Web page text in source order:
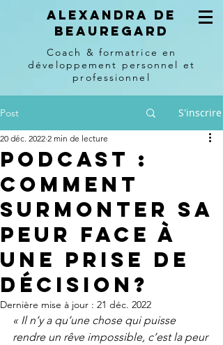
Alexandra de
beauregard
Coach & formatrice en
développement personnel et
professionnel
Post S'inscrire
Podcast :
comment
surmonter sa
peur face à
une prise de
décision?
20 déc. 2022 2 min de lecture
Dernière mise à jour : 21 déc. 2022
« Il n’y a qu’une chose qui puisse
rendre un rêve impossible, c’est la peur